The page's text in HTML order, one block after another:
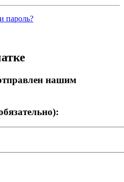
пароль?
нашим